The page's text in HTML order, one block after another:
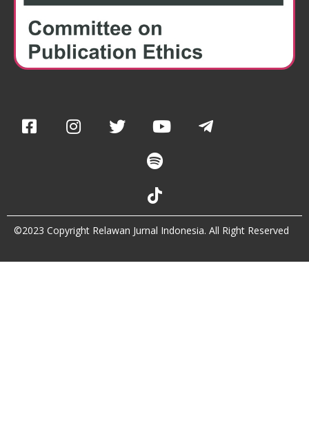
©2023 Copyright Relawan Jurnal Indonesia. All Right Reserved